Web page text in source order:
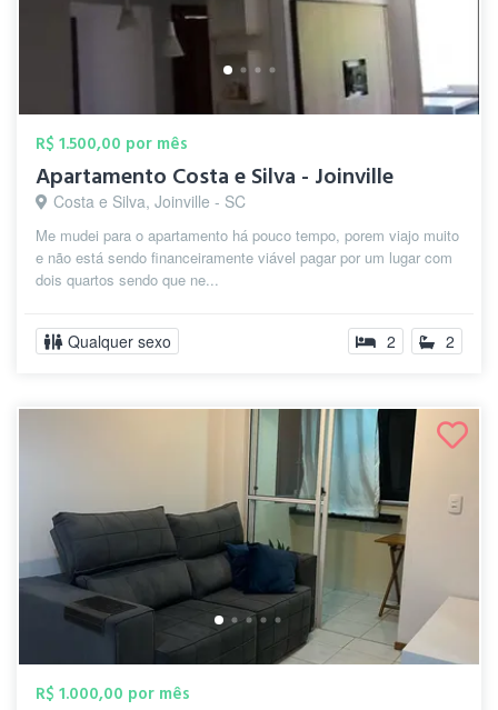
R$ 1.500,00 por mês
Apartamento Costa e Silva - Joinville
Costa e Silva, Joinville - SC
Me mudei para o apartamento há pouco tempo, porem viajo muito
e não está sendo financeiramente viável pagar por um lugar com
dois quartos sendo que ne...
Qualquer sexo 2 2
R$ 1.000,00 por mês